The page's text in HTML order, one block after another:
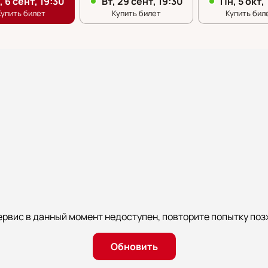
в данный момент недоступен, повторите попытку
Обновить